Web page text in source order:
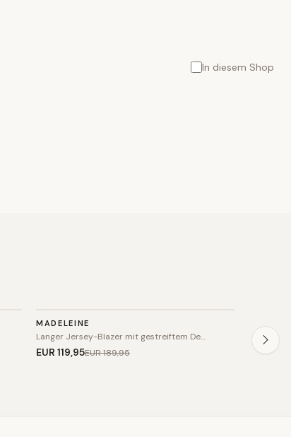
In diesem Shop
SALE
MADELEINE
Langer Jersey-Blazer mit gestreiftem De…
EUR 119,95EUR 189,95
SALE
Lässiger
EUR 159